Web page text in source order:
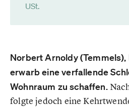
USt.
Norbert Arnoldy
erwarb eine verfallende
Wohnraum zu schaffen.
folgte jedoch eine